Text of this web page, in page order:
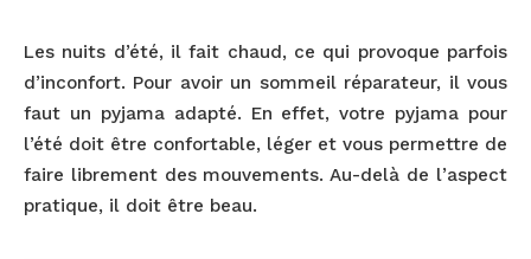
Les nuits d’été, il fait chaud, ce qui provoque parfois
d’inconfort. Pour avoir un sommeil réparateur, il vous
faut un pyjama adapté. En effet, votre pyjama pour
l’été doit être confortable, léger et vous permettre de
faire librement des mouvements. Au-delà de l’aspect
pratique, il doit être beau.